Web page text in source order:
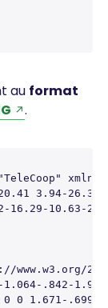
au format
.
3.94-
16.29-10.63-
.842-
0 1.671-